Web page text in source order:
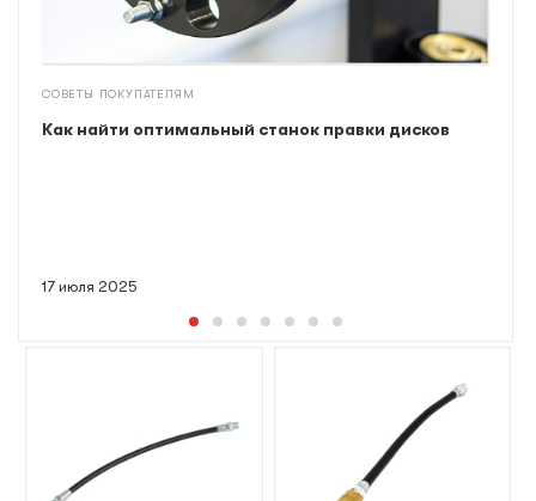
СОВЕТЫ ПОКУПАТЕЛЯМ
17 июля 2025
Как найти оптимальный станок правки дисков